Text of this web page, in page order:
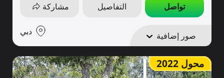
تواصل التفاصيل مشاركة
صور إضافية دبي
محول 2022